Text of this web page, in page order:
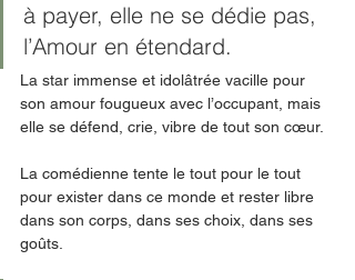
à payer, elle ne se dédie pas,
l’Amour en étendard.
La star immense et idolâtrée vacille pour
son amour fougueux avec l’occupant, mais
elle se défend, crie, vibre de tout son cœur.
La comédienne tente le tout pour le tout
pour exister dans ce monde et rester libre
dans son corps, dans ses choix, dans ses
goûts.